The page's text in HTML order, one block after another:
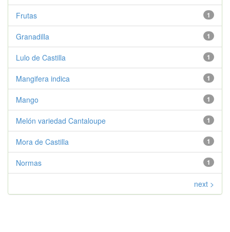
1
Frutas
1
Granadilla
1
Lulo de Castilla
1
Mangifera indica
1
Mango
1
Melón variedad Cantaloupe
1
Mora de Castilla
1
Normas
next >